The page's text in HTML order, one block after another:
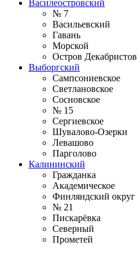
Василеостровский
№ 7
Васильевский
Гавань
Морской
Остров Декабристов
Выборгский
Сампсониевское
Светлановское
Сосновское
№ 15
Сергиевское
Шувалово-Озерки
Левашово
Парголово
Калининский
Гражданка
Академическое
Финляндский округ
№ 21
Пискарёвка
Северный
Прометей